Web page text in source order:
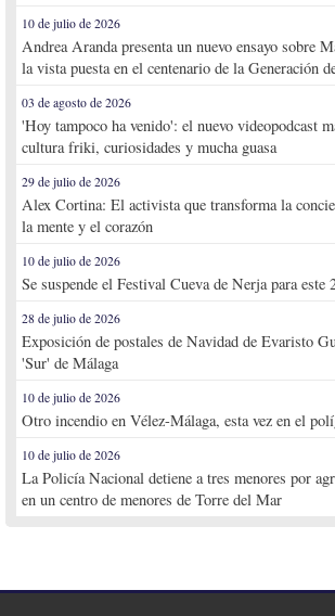
10 de julio de 2026
Andrea Aranda presenta un nuevo ensayo sobre
la vista puesta en el centenario de la Generación
03 de agosto de 2026
'Hoy tampoco ha venido': el nuevo videopodcast
cultura friki, curiosidades y mucha guasa
29 de julio de 2026
Alex Cortina: El activista que transforma la
la mente y el corazón
10 de julio de 2026
Se suspende el Festival Cueva de Nerja para este
28 de julio de 2026
Exposición de postales de Navidad de Evaristo
'Sur' de Málaga
10 de julio de 2026
Otro incendio en Vélez-Málaga, esta vez en el
10 de julio de 2026
La Policía Nacional detiene a tres menores por
en un centro de menores de Torre del Mar